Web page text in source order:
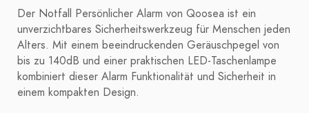
Der Notfall Persönlicher Alarm von Qoosea ist ein
unverzichtbares Sicherheitswerkzeug für Menschen jeden
Alters. Mit einem beeindruckenden Geräuschpegel von
bis zu 140dB und einer praktischen LED-Taschenlampe
kombiniert dieser Alarm Funktionalität und Sicherheit in
einem kompakten Design.